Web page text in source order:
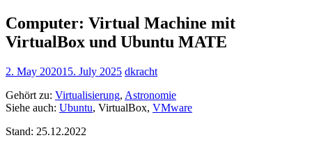
Computer: Virtual Machine mit
VirtualBox und Ubuntu MATE
2. May 202015. July 2025 dkracht
Gehört zu: Virtualisierung, Astronomie
Siehe auch: Ubuntu, VirtualBox, VMware
Stand: 25.12.2022